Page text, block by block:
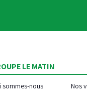
LE MATIN
sommes-nous Nos